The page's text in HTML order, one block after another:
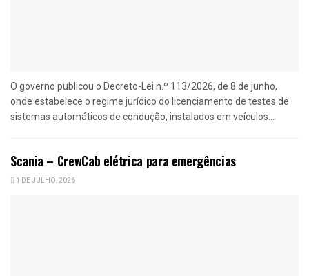
O governo publicou o Decreto-Lei n.º 113/2026, de 8 de junho,
onde estabelece o regime jurídico do licenciamento de testes de
sistemas automáticos de condução, instalados em veículos...
Scania – CrewCab elétrica para emergências
1 DE JULHO, 2026